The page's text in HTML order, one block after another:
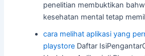
penelitian membuktikan
kesehatan mental tetap
cara melihat aplikasi yang
playstore Daftar